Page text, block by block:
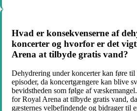
Hvad er konsekvenserne af
koncerter og hvorfor er det
Arena at tilbyde gratis vand?
Dehydrering under koncerter kan føre
episoder, da koncertgængere kan blive
bevidstheden som følge af
for Royal Arena at tilbyde gratis vand,
gæsternes velbefindende og bidrager til